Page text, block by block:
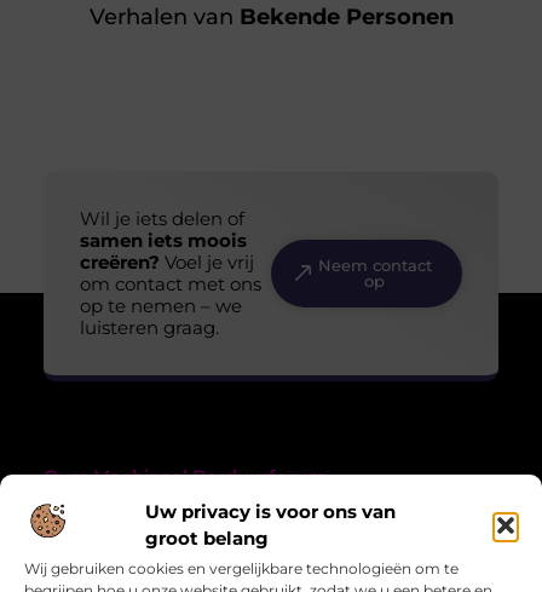
Uw privacy is voor ons van
groot belang
Wij gebruiken cookies en vergelijkbare technologieën om te
Verhalen van Bekende Personen
Wil je iets delen of
samen iets moois
creëren? Voel je vrij
om contact met ons
op te nemen – we
luisteren graag.
Neem contact
op
Over Machinaal Borduurforum
Machinaalborduurforum.nl combineert de liefde voor
creativiteit en meer.